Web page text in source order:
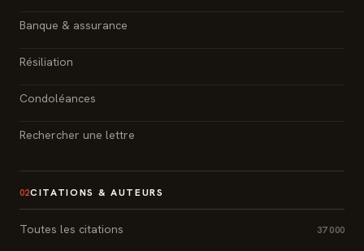
Banque & assurance
Résiliation
Condoléances
Rechercher une lettre
02CITATIONS & AUTEURS
Toutes les citations 37 000